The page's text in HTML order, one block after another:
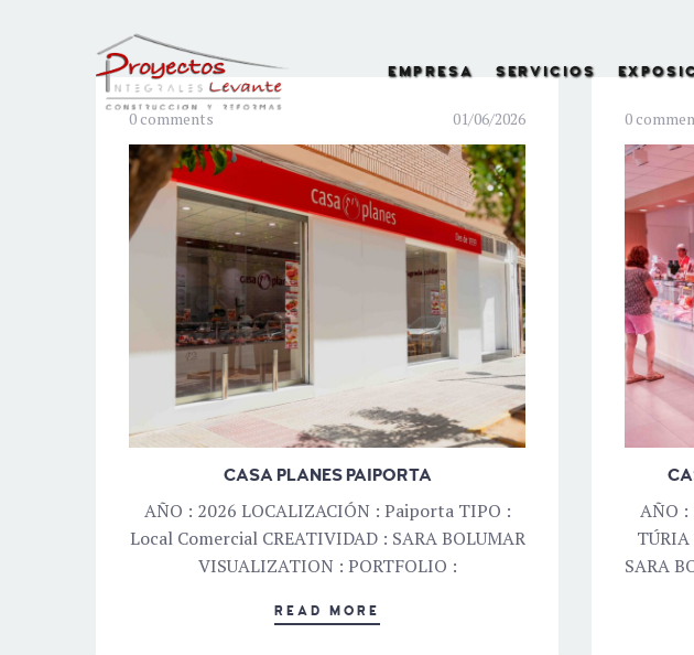
EMPRESA SERVICIOS
0 comments 01/06/2026
CASA PLANES PAIPORTA
AÑO : 2026 LOCALIZACIÓN : Paiporta TIPO :
Local Comercial CREATIVIDAD : SARA BOLUMAR
VISUALIZATION : PORTFOLIO :
READ MORE
0
AÑO :
SARA